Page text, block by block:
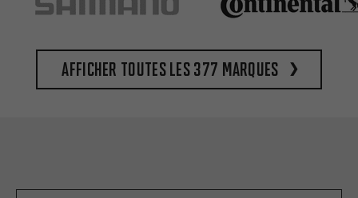
Afficher toutes les 377 marques